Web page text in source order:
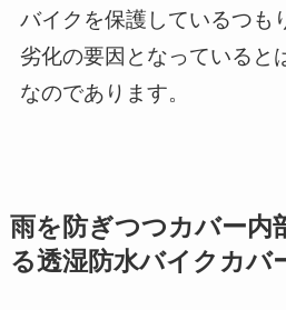
バイクを保護しているつも
劣化の要因となっていると
なのであります。
雨を防ぎつつカバー内
る透湿防水バイクカバ